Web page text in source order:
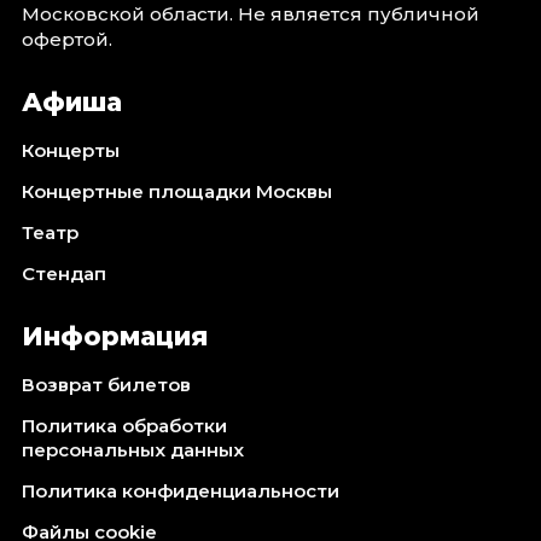
Октябрь 2026
Август 2026
Октябрь 2026
Сентябрь 2026
Ноябрь 2026
Декабрь 2026
Площадки
Московской области. Не является публичной
офертой.
Афиша
Концерты
Концертные площадки Москвы
Театр
Стендап
Информация
Возврат билетов
Политика обработки
персональных данных
Политика конфиденциальности
Файлы cookie